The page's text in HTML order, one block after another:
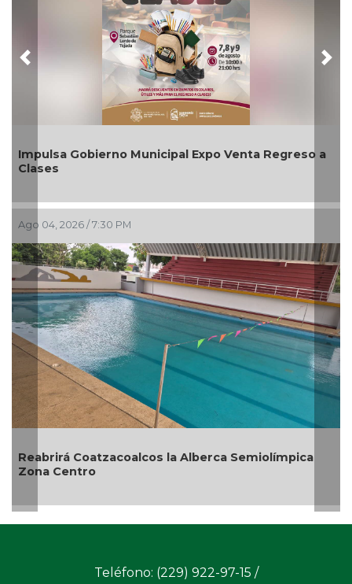
Expo Venta Regreso a
Alberca Semiolímpica
Aplicará CMAS el
en Pánuco